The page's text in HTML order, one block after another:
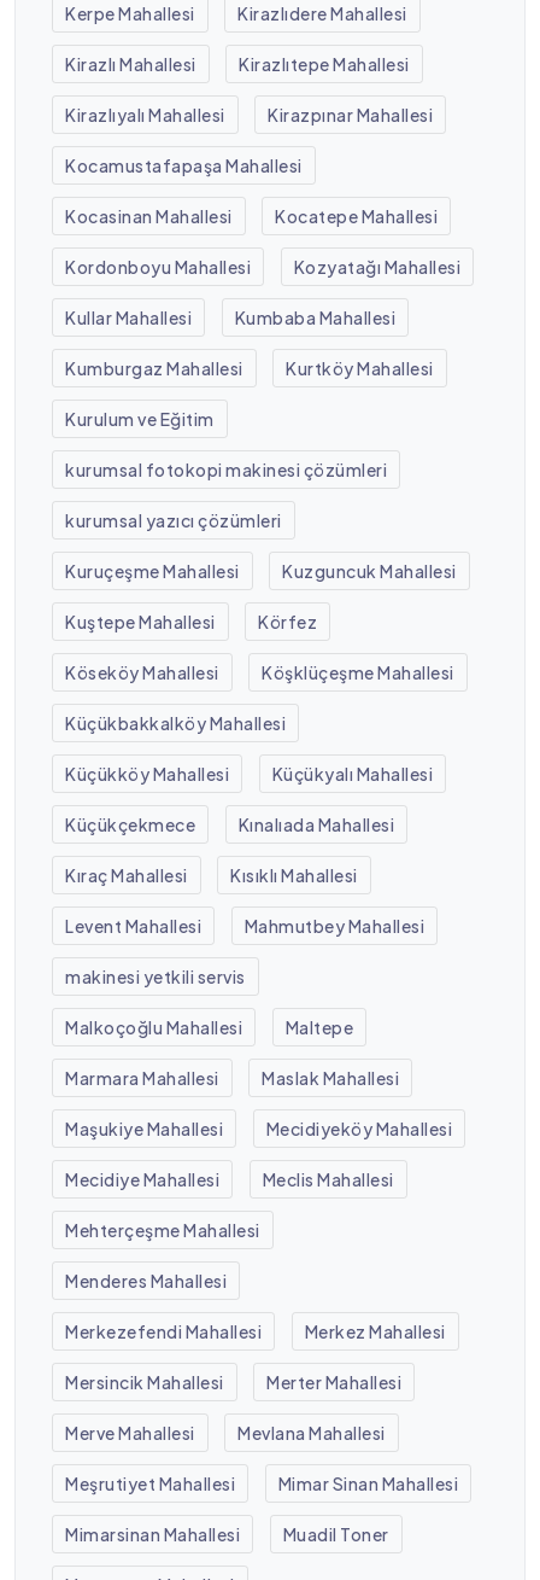
Kerpe Mahallesi Kirazlıdere Mahallesi
Kirazlı Mahallesi Kirazlıtepe Mahallesi
Kirazlıyalı Mahallesi Kirazpınar Mahallesi
Kocamustafapaşa Mahallesi
Kocasinan Mahallesi Kocatepe Mahallesi
Kordonboyu Mahallesi Kozyatağı Mahallesi
Kullar Mahallesi Kumbaba Mahallesi
Kumburgaz Mahallesi Kurtköy Mahallesi
Kurulum ve Eğitim
kurumsal fotokopi makinesi çözümleri
kurumsal yazıcı çözümleri
Kuruçeşme Mahallesi Kuzguncuk Mahallesi
Kuştepe Mahallesi Körfez
Köseköy Mahallesi Köşklüçeşme Mahallesi
Küçükbakkalköy Mahallesi
Küçükköy Mahallesi Küçükyalı Mahallesi
Küçükçekmece Kınalıada Mahallesi
Kıraç Mahallesi Kısıklı Mahallesi
Levent Mahallesi Mahmutbey Mahallesi
makinesi yetkili servis
Malkoçoğlu Mahallesi Maltepe
Marmara Mahallesi Maslak Mahallesi
Maşukiye Mahallesi Mecidiyeköy Mahallesi
Mecidiye Mahallesi Meclis Mahallesi
Mehterçeşme Mahallesi
Menderes Mahallesi
Merkezefendi Mahallesi Merkez Mahallesi
Mersincik Mahallesi Merter Mahallesi
Merve Mahallesi Mevlana Mahallesi
Meşrutiyet Mahallesi Mimar Sinan Mahallesi
Mimarsinan Mahallesi Muadil Toner